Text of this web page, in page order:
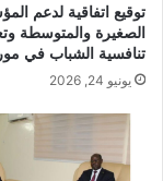
توقيع اتفاقية لدعم
الصغيرة والمتوسطة
تنافسية الشباب في
يونيو 24, 2026